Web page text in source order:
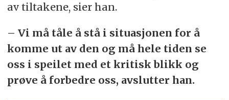
av tiltakene, sier han.
– Vi må tåle å stå i situasjonen for å
komme ut av den og må hele tiden se
oss i speilet med et kritisk blikk og
prøve å forbedre oss, avslutter han.